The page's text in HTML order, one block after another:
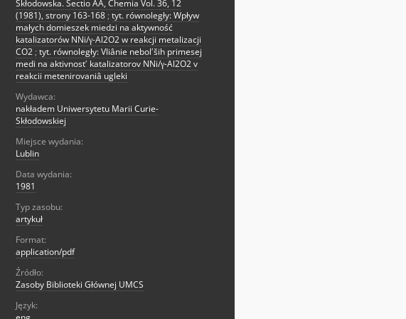
Skłodowska. Sectio AA, Chemia Vol. 36, 12
(1981), strony 163-168 ; tyt. równoległy: Wpływ
małych domieszek miedzi na aktywność
katalizatorów NNi/γ-Al2O2 w reakcji metalizacji
CO2 ; tyt. równoległy: Vliânie nebolʹših primesej
medi na aktivnostʹ katalizatorov NNi/γ-Al2O2 v
reakcii metenirovaniâ ugleki
Wydawca:
nakładem Uniwersytetu Marii Curie-
Skłodowskiej
Miejsce wydania:
Lublin
Data wydania:
1981
Typ zasobu:
artykuł
Format:
application/pdf
Źródło:
Zasoby Biblioteki Głównej UMCS
Język: